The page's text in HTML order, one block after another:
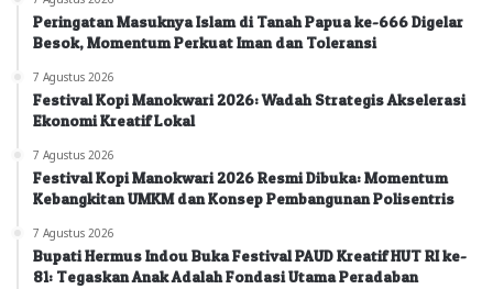
Peringatan Masuknya Islam di Tanah Papua ke-666 Digelar
Besok, Momentum Perkuat Iman dan Toleransi
7 Agustus 2026
Festival Kopi Manokwari 2026: Wadah Strategis Akselerasi
Ekonomi Kreatif Lokal
7 Agustus 2026
Festival Kopi Manokwari 2026 Resmi Dibuka: Momentum
Kebangkitan UMKM dan Konsep Pembangunan Polisentris
7 Agustus 2026
Bupati Hermus Indou Buka Festival PAUD Kreatif HUT RI ke-
81: Tegaskan Anak Adalah Fondasi Utama Peradaban